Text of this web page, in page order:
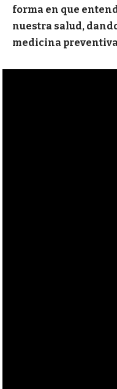
forma en que
nuestra salud,
medicina